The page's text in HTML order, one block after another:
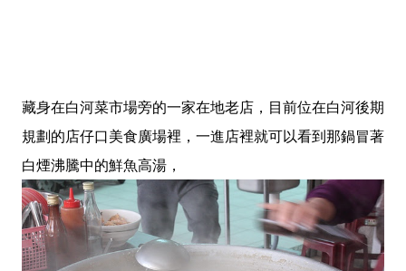
藏身在白河菜市場旁的一家在地老店，目前位在白河後期
規劃的店仔口美食廣場裡，一進店裡就可以看到那鍋冒著
白煙沸騰中的鮮魚高湯，